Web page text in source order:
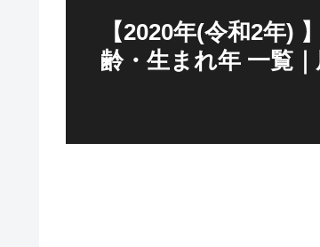
【2020年(令和2年)
齢・生まれ年 一覧